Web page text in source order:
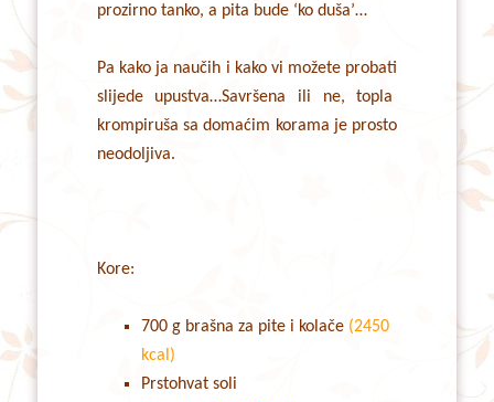
prozirno tanko, a pita bude ‘ko duša’…
Pa kako ja naučih i kako vi možete probati
slijede upustva…Savršena ili ne, topla
krompiruša sa domaćim korama je prosto
neodoljiva.
Kore:
700 g brašna za pite i kolače(2450
kcal)
Prstohvat soli